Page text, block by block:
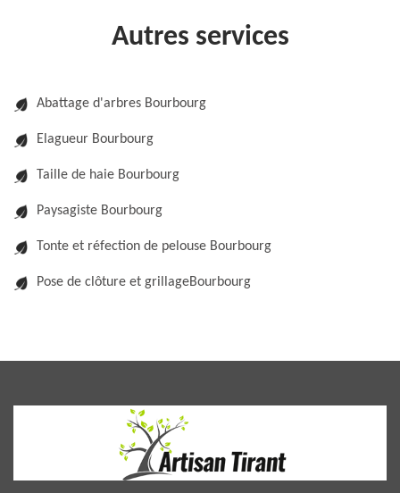
Autres services
Abattage d'arbres Bourbourg
Elagueur Bourbourg
Taille de haie Bourbourg
Paysagiste Bourbourg
Tonte et réfection de pelouse Bourbourg
Pose de clôture et grillageBourbourg